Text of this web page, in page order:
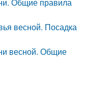
весной. Посадка
весной. Общие